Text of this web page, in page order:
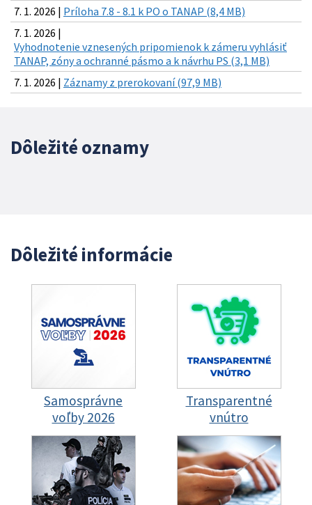
7. 1. 2026 | Príloha 7.8 - 8.1 k PO o TANAP (8,4 MB)
7. 1. 2026 |
Vyhodnotenie vznesených pripomienok k zámeru vyhlásiť
TANAP, zóny a ochranné pásmo a k návrhu PS (3,1 MB)
7. 1. 2026 | Záznamy z prerokovaní (97,9 MB)
Dôležité oznamy
Dôležité informácie
Samosprávne
voľby 2026
Transparentné
vnútro